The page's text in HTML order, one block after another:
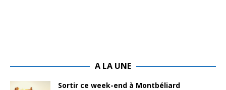
A LA UNE
Sortir ce week-end à Montbéliard